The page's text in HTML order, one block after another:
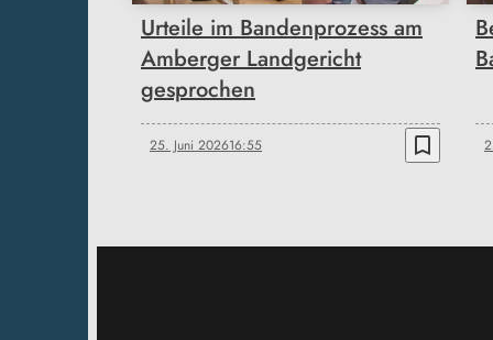
Urteile im Bandenprozess am
Amberger Landgericht
gesprochen
25. Juni 202616:55 bookmark_border